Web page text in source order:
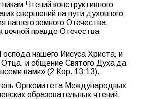
Чтений конструктивного
свершений на пути духовного
нашего земного Отечества,
вечной правде Отечества
нашего Иисуса Христа, и
и общение Святого Духа да
вами» (2 Кор. 13:13).
Оргкомитета Международных
образовательных чтений,